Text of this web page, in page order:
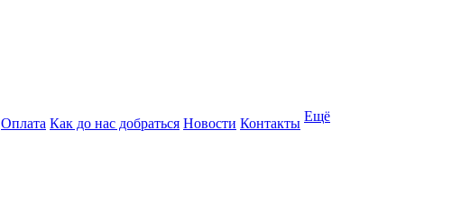
Оплата Как до нас добраться Новости Контакты Ещё